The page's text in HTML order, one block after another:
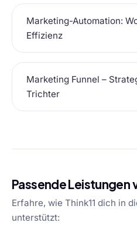
Marketing-Automation:
Effizienz
Marketing Funnel –
Trichter
Passende Leistungen
Erfahre, wie Think11 dich in
unterstützt: